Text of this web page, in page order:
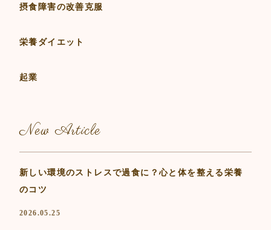
摂食障害の改善克服
栄養ダイエット
起業
New Article
新しい環境のストレスで過食に？心と体を整える栄養
のコツ
2026.05.25